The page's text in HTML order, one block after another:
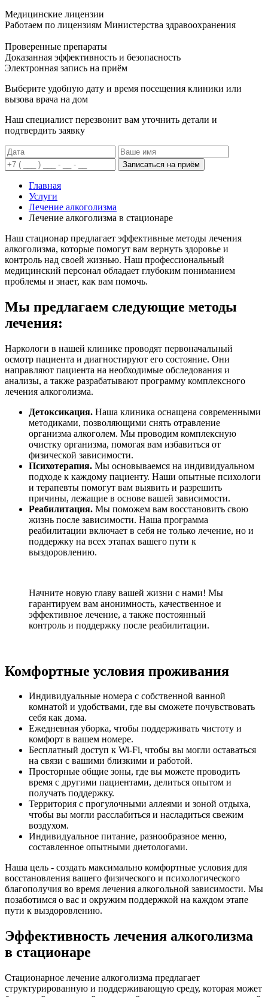
Медицинские лицензии
Работаем по лицензиям Министерства здравоохранения
Проверенные препараты
Доказанная эффективность и безопасность
Электронная запись на приём
Выберите удобную дату и время посещения клиники или
вызова врача на дом
Наш специалист перезвонит вам уточнить детали и
подтвердить заявку
Записаться на приём
Главная
Услуги
Лечение алкоголизма
Лечение алкоголизма в стационаре
Наш стационар предлагает эффективные методы лечения
алкоголизма, которые помогут вам вернуть здоровье и
контроль над своей жизнью. Наш профессиональный
медицинский персонал обладает глубоким пониманием
проблемы и знает, как вам помочь.
Мы предлагаем следующие методы
лечения:
Наркологи в нашей клинике проводят первоначальный
осмотр пациента и диагностируют его состояние. Они
направляют пациента на необходимые обследования и
анализы, а также разрабатывают программу комплексного
лечения алкоголизма.
Детоксикация. Наша клиника оснащена современными
методиками, позволяющими снять отравление
организма алкоголем. Мы проводим комплексную
очистку организма, помогая вам избавиться от
физической зависимости.
Психотерапия. Мы основываемся на индивидуальном
подходе к каждому пациенту. Наши опытные психологи
и терапевты помогут вам выявить и разрешить
причины, лежащие в основе вашей зависимости.
Реабилитация. Мы поможем вам восстановить свою
жизнь после зависимости. Наша программа
реабилитации включает в себя не только лечение, но и
поддержку на всех этапах вашего пути к
выздоровлению.
Начните новую главу вашей жизни с нами! Мы
гарантируем вам анонимность, качественное и
эффективное лечение, а также постоянный
контроль и поддержку после реабилитации.
Комфортные условия проживания
Индивидуальные номера с собственной ванной
комнатой и удобствами, где вы сможете почувствовать
себя как дома.
Ежедневная уборка, чтобы поддерживать чистоту и
комфорт в вашем номере.
Бесплатный доступ к Wi-Fi, чтобы вы могли оставаться
на связи с вашими близкими и работой.
Просторные общие зоны, где вы можете проводить
время с другими пациентами, делиться опытом и
получать поддержку.
Территория с прогулочными аллеями и зоной отдыха,
чтобы вы могли расслабиться и насладиться свежим
воздухом.
Индивидуальное питание, разнообразное меню,
составленное опытными диетологами.
Наша цель - создать максимально комфортные условия для
восстановления вашего физического и психологического
благополучия во время лечения алкогольной зависимости. Мы
позаботимся о вас и окружим поддержкой на каждом этапе
пути к выздоровлению.
Эффективность лечения алкоголизма
в стационаре
Стационарное лечение алкоголизма предлагает
структурированную и поддерживающую среду, которая может